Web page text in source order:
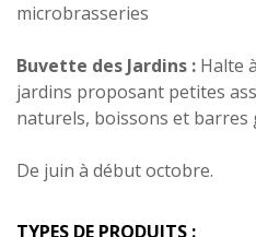
microbrasseries
Buvette des Jardins : Halte
jardins proposant petites
naturels, boissons et barres
De juin à début octobre.
TYPES DE PRODUITS :